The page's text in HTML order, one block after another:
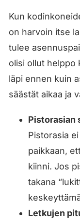
Kun
on harvoin itse
tulee
olisi ollut helppo
läpi ennen kuin
säästät aikaa ja
Pistorasian
Pistorasia
paikkaan,
kiinni. Jos
takana
Letkujen